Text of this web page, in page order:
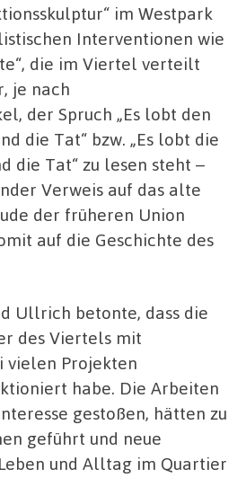
im Westpark
Interventionen wie
die im Viertel verteilt
je nach
der Spruch „Es lobt den
die Tat“ bzw. „Es lobt die
die Tat“ zu lesen steht –
Verweis auf das alte
der früheren Union
auf die Geschichte des
Ullrich betonte, dass die
des Viertels mit
vielen Projekten
habe. Die Arbeiten
gestoßen, hätten zu
geführt und neue
und Alltag im Quartier